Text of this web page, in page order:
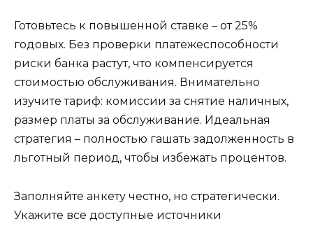
Готовьтесь к повышенной ставке – от 25%
годовых. Без проверки платежеспособности
риски банка растут, что компенсируется
стоимостью обслуживания. Внимательно
изучите тариф: комиссии за снятие наличных,
размер платы за обслуживание. Идеальная
стратегия – полностью гашать задолженность в
льготный период, чтобы избежать процентов.
Заполняйте анкету честно, но стратегически.
Укажите все доступные источники